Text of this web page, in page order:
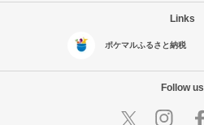
Links
ポケマルふるさと納税
Follow us